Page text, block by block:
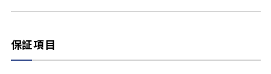
無
有
頭燈光源
保証項目